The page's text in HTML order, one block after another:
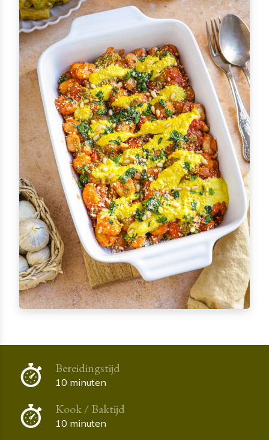
Bereidingstijd
10 minuten
Kook / Baktijd
10 minuten